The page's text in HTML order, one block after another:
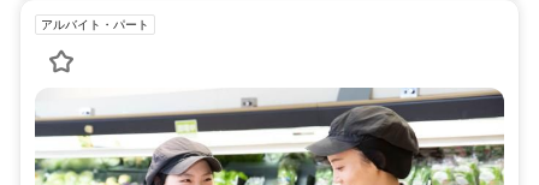
アルバイト・パート